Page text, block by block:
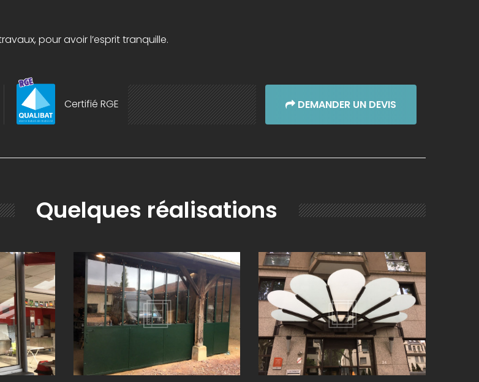
pour avoir l’esprit tranquille.
Certifié RGE DEMANDER UN DEVIS
Quelques réalisations
DANS LE 71 POSE VITRAGE VERRIÈRE EXTÉRIEURE À
BELLEVILLE-EN-BEAUJOLAIS (69)
REMPLACEMENT VITRAGE OPALE CINTRÉ
SUR MARQUISE À LYON (69)